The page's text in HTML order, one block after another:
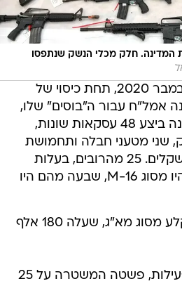
המדינה. חלק מכלי הנשק שנתפסו
הסוכן החל לפעול בנובמבר 2020, תחת כיסוי של
אמל"ח עבור ה"בוסים" שלו,
ובמהלך השנה האחרונה ביצע 48 עסקאות שונות,
53 כלי נשק, שני מטעני חבלה ותחמושת
רבה, בשווי של מילוני שקלים. 25 מהרובים, בעלות
של 50 אלף כל אחד, היו מסוג M-16, שבעה מהם היו
בין היתר, נרכש גם מקלע מסוג מא"ג, שעלה 180 אלף
היום, בתום שנה של פעילות, פשטה המשטרה על 25